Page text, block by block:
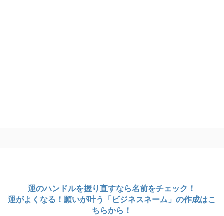
運のハンドルを握り直すなら名前をチェック！
運がよくなる！願いが叶う「ビジネスネーム」の作成はこ
ちらから！